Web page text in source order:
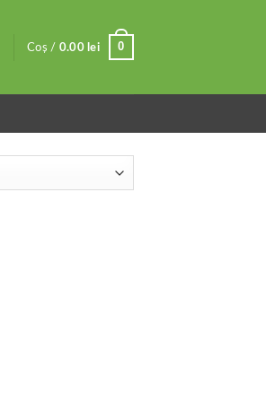
Coș / 0.00 lei 0